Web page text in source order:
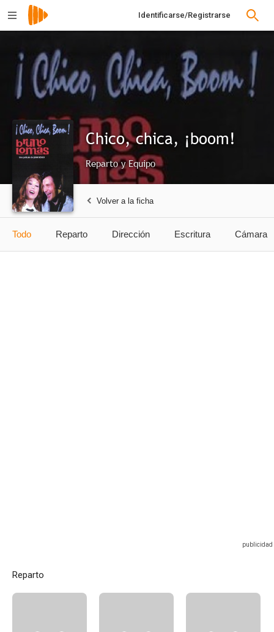
Identificarse/Registrarse
Chico, chica, ¡boom!
Reparto y Equipo
Volver a la ficha
Todo Reparto Dirección Escritura Cámara
Reparto